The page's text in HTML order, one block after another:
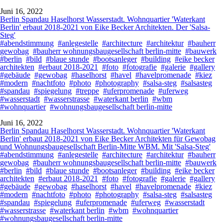
Juni 16, 2022
Berlin Spandau Haselhorst Wasserstadt. Wohnquartier 'Waterkant
Berlin' erbaut 2018-2021 von Eike Becker Architekten. Der 'Salsa-
Steg'
#abendstimmung #anlegestelle #architecture #architektur #bauherr
gewobag #bauherr wohnungsbaugesellschaft berlin-mitte #bauwerk
#berlin #bild #blaue stunde #bootsanleger #building #eike becker
architekten #erbaut 2018-2021 #foto #fotografie #galerie #gallery
#gebäude #gewobag #haselhorst #havel #havelpromenade #kiez
#modern #nachtfoto #photo #photography #salsa-steg #salsasteg
#spandau #spiegelung #treppe #uferpromenade #uferweg
#wasserstadt #wasserstrasse #waterkant berlin #wbm
#wohnquartier #wohnungsbaugesellschaft berlin-mitte
Juni 16, 2022
Berlin Spandau Haselhorst Wasserstadt. Wohnquartier 'Waterkant
Berlin' erbaut 2018-2021 von Eike Becker Architekten für Gewobag
und Wohnungsbaugesellschaft Berlin-Mitte WBM. Mit 'Salsa-Steg'
#abendstimmung #anlegestelle #architecture #architektur #bauherr
gewobag #bauherr wohnungsbaugesellschaft berlin-mitte #bauwerk
#berlin #bild #blaue stunde #bootsanleger #building #eike becker
architekten #erbaut 2018-2021 #foto #fotografie #galerie #gallery
#gebäude #gewobag #haselhorst #havel #havelpromenade #kiez
#modern #nachtfoto #photo #photography #salsa-steg #salsasteg
#spandau #spiegelung #uferpromenade #uferweg #wasserstadt
#wasserstrasse #waterkant berlin #wbm #wohnquartier
#wohnungsbaugesellschaft berlin-mitte